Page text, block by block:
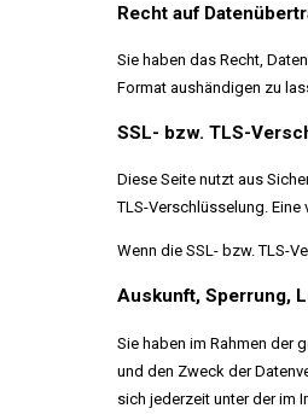
Recht auf
Sie haben das Recht,
Format aushändigen zu
SSL- bzw. TLS-
Diese Seite nutzt aus
TLS-Verschlüsselung.
Wenn die SSL- bzw. TLS-
Auskunft, Sperrung,
Sie haben im Rahmen der
und den Zweck der
sich jederzeit unter der im